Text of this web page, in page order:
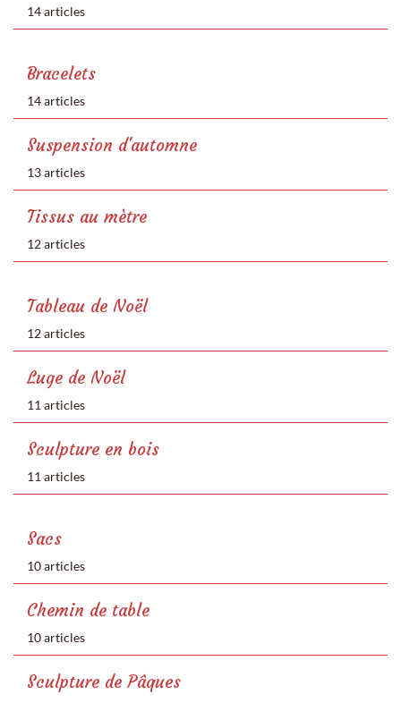
14 articles
Bracelets
14 articles
Suspension d'automne
13 articles
Tissus au mètre
12 articles
Tableau de Noël
12 articles
Luge de Noël
11 articles
Sculpture en bois
11 articles
Sacs
10 articles
Chemin de table
10 articles
Sculpture de Pâques